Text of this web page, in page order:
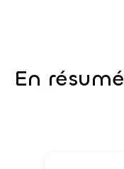
En résumé